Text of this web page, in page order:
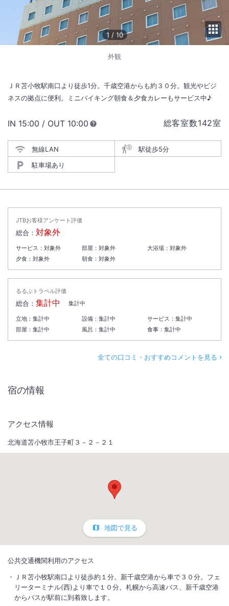
1 / 10
外観
ＪＲ苫小牧駅南口より徒歩1分。千歳空港からも約３０分。観光やビジ
ネスの拠点に便利。ミニバイキング朝食＆夕食カレーもサービス中♪
総客室数142室
IN チェックイン
15:00 / OUT チェックアウト
10:00
無線LAN
駅徒歩5分
駐車場あり
JTBお客様アンケート評価
総合： 対象外
サービス： 対象外 部屋： 対象外 大浴場：対象外
夕食： 対象外 朝食： 対象外
るるぶトラベル評価
総合： 集計中 集計中
立地： 集計中 設備： 集計中 サービス：集計中
部屋： 集計中 風呂： 集計中 食事：集計中
全ての口コミ・おすすめコメントを見る
宿の情報
アクセス情報
北海道苫小牧市王子町３－２－２１
地図で見る
公共交通機関利用のアクセス
ＪＲ苫小牧駅南口より徒歩約１分。新千歳空港から車で３０分。フェ
リーターミナル(西)より車で１０分。札幌から高速バス、新千歳空港
からバスが駅前に到着致します。